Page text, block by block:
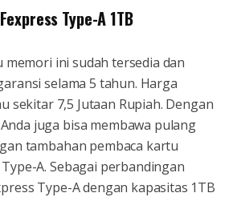
Type-A 1TB
memori ini sudah tersedia dan
selama 5 tahun. Harga
sekitar 7,5 Jutaan Rupiah. Dengan
juga bisa membawa pulang
tambahan pembaca kartu
A. Sebagai perbandingan
Type-A dengan kapasitas 1TB